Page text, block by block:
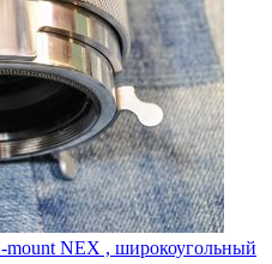
NEX , широкоугольный